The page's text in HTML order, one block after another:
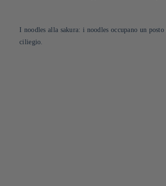
I noodles alla sakura: i noodles occupano un
ciliegio.